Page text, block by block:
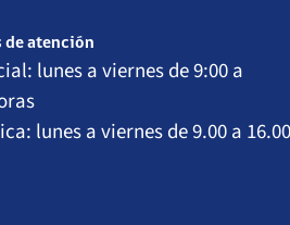
de atención
lunes a viernes de 9:00 a
lunes a viernes de 9.00 a